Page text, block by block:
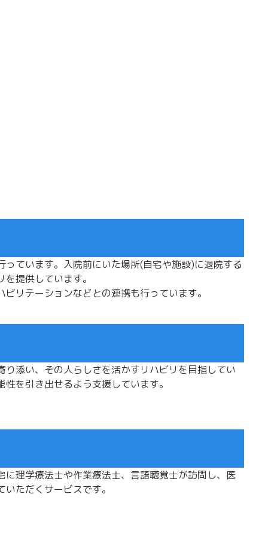
ています。入院前にいた場所(自宅や施設)に退院する
提供しています。
リテーションなどとの連携も行っています。
添い、その人らしさを活かすリハビリを目指してい
を引き出せるよう支援しています。
理学療法士や作業療法士、言語聴覚士が訪問し、医
ただくサービスです。